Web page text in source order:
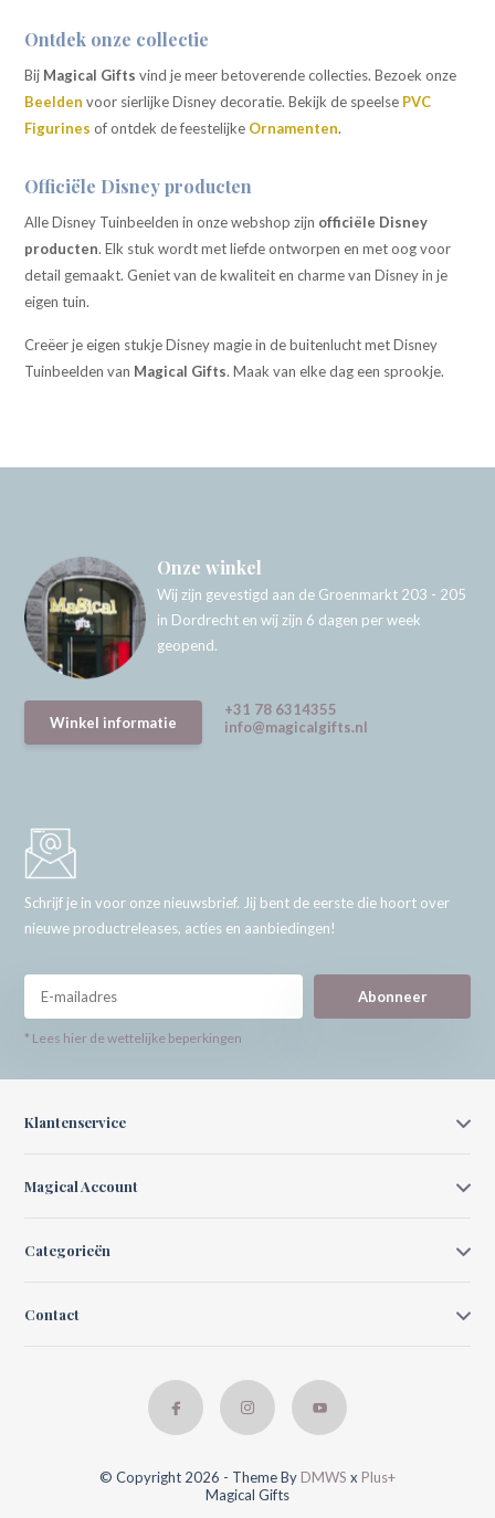
Ontdek onze collectie
Bij Magical Gifts vind je meer betoverende collecties. Bezoek onze
Beelden voor sierlijke Disney decoratie. Bekijk de speelse PVC
Figurines of ontdek de feestelijke Ornamenten.
Officiële Disney producten
Alle Disney Tuinbeelden in onze webshop zijn officiële Disney
producten. Elk stuk wordt met liefde ontworpen en met oog voor
detail gemaakt. Geniet van de kwaliteit en charme van Disney in je
eigen tuin.
Creëer je eigen stukje Disney magie in de buitenlucht met Disney
Tuinbeelden van Magical Gifts. Maak van elke dag een sprookje.
Onze winkel
Wij zijn gevestigd aan de Groenmarkt 203 - 205
in Dordrecht en wij zijn 6 dagen per week
geopend.
Winkel informatie
+31 78 6314355
info@magicalgifts.nl
Schrijf je in voor onze nieuwsbrief. Jij bent de eerste die hoort over
nieuwe productreleases, acties en aanbiedingen!
Abonneer
* Lees hier de wettelijke beperkingen
Klantenservice
Magical Account
Categorieën
Contact
© Copyright 2026 - Theme By DMWS x Plus+
Magical Gifts